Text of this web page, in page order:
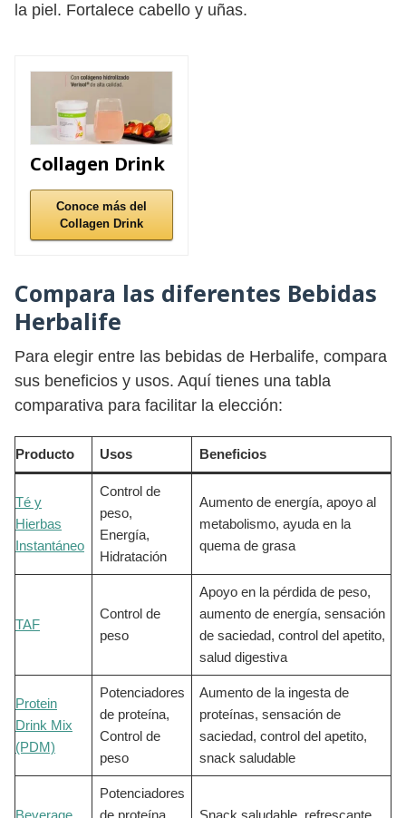
la piel. Fortalece cabello y uñas.
Collagen Drink
Conoce más del
Collagen Drink
Compara las diferentes Bebidas
Herbalife
Para elegir entre las bebidas de Herbalife, compara
sus beneficios y usos. Aquí tienes una tabla
comparativa para facilitar la elección:
Producto Usos Beneficios
Té y
Hierbas
Instantáneo
Control de
peso,
Energía,
Hidratación
Aumento de energía, apoyo al
metabolismo, ayuda en la
quema de grasa
TAF
Control de
peso
Apoyo en la pérdida de peso,
aumento de energía, sensación
de saciedad, control del apetito,
salud digestiva
Protein
Drink Mix
(PDM)
Potenciadores
de proteína,
Control de
peso
Aumento de la ingesta de
proteínas, sensación de
saciedad, control del apetito,
snack saludable
Potenciadores